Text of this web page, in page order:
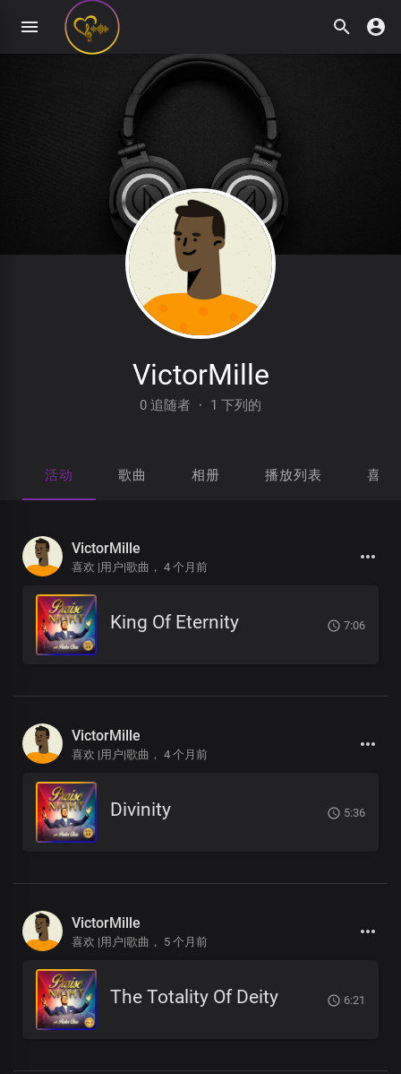
VictorMille
0 追随者 · 1 下列的
活动 歌曲 相册 播放列表 喜欢
VictorMille
喜欢 |用户|歌曲， 4 个月前
King Of Eternity 7:06
VictorMille
喜欢 |用户|歌曲， 4 个月前
Divinity 5:36
VictorMille
喜欢 |用户|歌曲， 5 个月前
The Totality Of Deity 6:21